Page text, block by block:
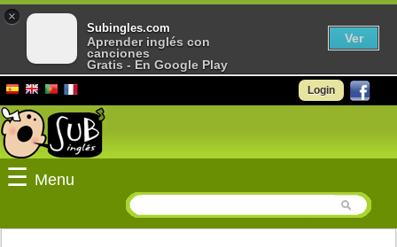
Login
☰ Menu
×
Subingles.com
Aprender inglés con
canciones
Gratis - En Google Play
Ver